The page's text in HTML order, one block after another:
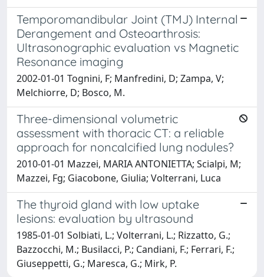
Temporomandibular Joint (TMJ) Internal
Derangement and Osteoarthrosis:
Ultrasonographic evaluation vs Magnetic
Resonance imaging
2002-01-01 Tognini, F; Manfredini, D; Zampa, V;
Melchiorre, D; Bosco, M.
Three-dimensional volumetric
assessment with thoracic CT: a reliable
approach for noncalcified lung nodules?
2010-01-01 Mazzei, MARIA ANTONIETTA; Scialpi, M;
Mazzei, Fg; Giacobone, Giulia; Volterrani, Luca
The thyroid gland with low uptake
lesions: evaluation by ultrasound
1985-01-01 Solbiati, L.; Volterrani, L.; Rizzatto, G.;
Bazzocchi, M.; Busilacci, P.; Candiani, F.; Ferrari, F.;
Giuseppetti, G.; Maresca, G.; Mirk, P.